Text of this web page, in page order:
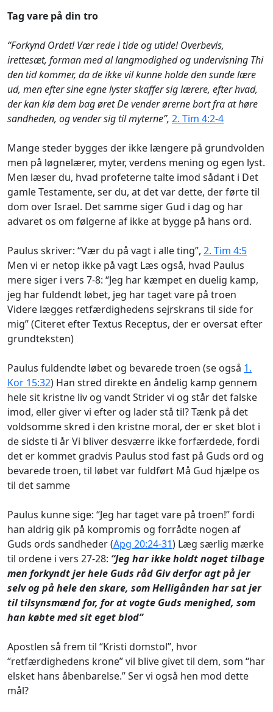
Tag vare på din tro
“Forkynd Ordet! Vær rede i tide og utide! Overbevis,
irettesæt, forman med al langmodighed og undervisning Thi
den tid kommer, da de ikke vil kunne holde den sunde lære
ud, men efter sine egne lyster skaffer sig lærere, efter hvad,
der kan klø dem bag øret De vender ørerne bort fra at høre
sandheden, og vender sig til myterne”, 2. Tim 4:2-4
Mange steder bygges der ikke længere på grundvolden
men på løgnelærer, myter, verdens mening og egen lyst.
Men læser du, hvad profeterne talte imod sådant i Det
gamle Testamente, ser du, at det var dette, der førte til
dom over Israel. Det samme siger Gud i dag og har
advaret os om følgerne af ikke at bygge på hans ord.
Paulus skriver: “Vær du på vagt i alle ting”, 2. Tim 4:5
Men vi er netop ikke på vagt Læs også, hvad Paulus
mere siger i vers 7-8: “Jeg har kæmpet en duelig kamp,
jeg har fuldendt løbet, jeg har taget vare på troen
Videre lægges retfærdighedens sejrskrans til side for
mig” (Citeret efter Textus Receptus, der er oversat efter
grundteksten)
Paulus fuldendte løbet og bevarede troen (se også 1.
Kor 15:32) Han stred direkte en åndelig kamp gennem
hele sit kristne liv og vandt Strider vi og står det falske
imod, eller giver vi efter og lader stå til? Tænk på det
voldsomme skred i den kristne moral, der er sket blot i
de sidste ti år Vi bliver desværre ikke forfærdede, fordi
det er kommet gradvis Paulus stod fast på Guds ord og
bevarede troen, til løbet var fuldført Må Gud hjælpe os
til det samme
Paulus kunne sige: “Jeg har taget vare på troen!” fordi
han aldrig gik på kompromis og forrådte nogen af
Guds ords sandheder (Apg 20:24-31) Læg særlig mærke
til ordene i vers 27-28: “Jeg har ikke holdt noget tilbage
men forkyndt jer hele Guds råd Giv derfor agt på jer
selv og på hele den skare, som Helligånden har sat jer
til tilsynsmænd for, for at vogte Guds menighed, som
han købte med sit eget blod”
Apostlen så frem til “Kristi domstol”, hvor
“retfærdighedens krone” vil blive givet til dem, som “har
elsket hans åbenbarelse.” Ser vi også hen mod dette
mål?